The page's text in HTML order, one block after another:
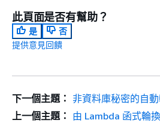
此頁面是否有幫助？
是
否
提供意見回饋
下一個主題： 非資料庫秘密的自動
上一個主題： 由 Lambda 函式輪換